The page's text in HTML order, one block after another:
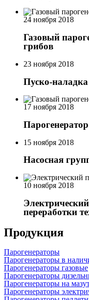
24 ноября 2018
Газовый
грибов
23 ноября 2018
Пуско-
17 ноября 2018
15 ноября 2018
Насосная
10 ноября 2018
переработки
Продукция
Парогенераторы
Парогенераторы в
Парогенераторы газовые
Парогенераторы
Парогенераторы на
Парогенераторы